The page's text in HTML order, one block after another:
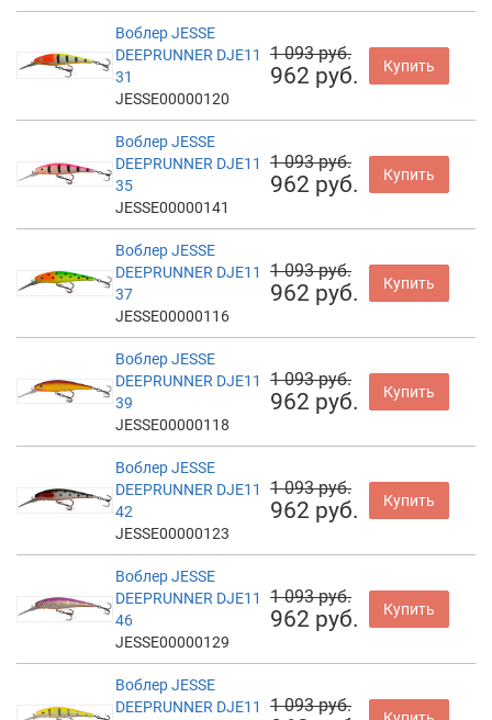
Воблер JESSE
DEEPRUNNER DJE11
31
JESSE00000120
1 093 руб.
962 руб. Купить
Воблер JESSE
DEEPRUNNER DJE11
35
JESSE00000141
1 093 руб.
962 руб. Купить
Воблер JESSE
DEEPRUNNER DJE11
37
JESSE00000116
1 093 руб.
962 руб. Купить
Воблер JESSE
DEEPRUNNER DJE11
39
JESSE00000118
1 093 руб.
962 руб. Купить
Воблер JESSE
DEEPRUNNER DJE11
42
JESSE00000123
1 093 руб.
962 руб. Купить
Воблер JESSE
DEEPRUNNER DJE11
46
JESSE00000129
1 093 руб.
962 руб. Купить
Воблер JESSE
DEEPRUNNER DJE11
1 093 руб.